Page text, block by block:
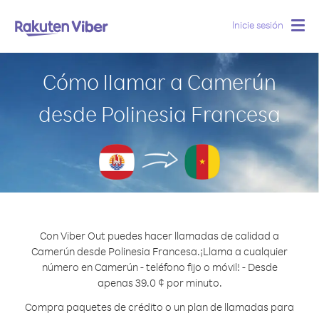
Inicie sesión
Cómo llamar a Camerún
desde Polinesia Francesa
Con Viber Out puedes hacer llamadas de calidad a
Camerún desde Polinesia Francesa.¡Llama a cualquier
número en Camerún - teléfono fijo o móvil! - Desde
apenas 39.0 ¢ por minuto.
Compra paquetes de crédito o un plan de llamadas para